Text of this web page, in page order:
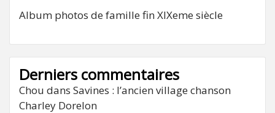
Album photos de famille fin XIXeme siècle
Derniers commentaires
Chou dans Savines : l’ancien village chanson
Charley Dorelon